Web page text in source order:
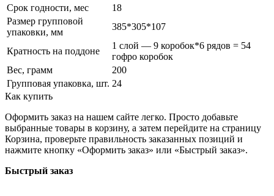
Срок годности, мес
18
Размер групповой
упаковки, мм
385*305*107
Кратность на поддоне
1 слой — 9 коробок*6 рядов = 54
гофро коробок
Вес, грамм
200
Групповая упаковка, шт. 24
Как купить
Оформить заказ на нашем сайте легко. Просто добавьте
выбранные товары в корзину, а затем перейдите на страницу
Корзина, проверьте правильность заказанных позиций и
нажмите кнопку «Оформить заказ» или «Быстрый заказ».
Быстрый заказ